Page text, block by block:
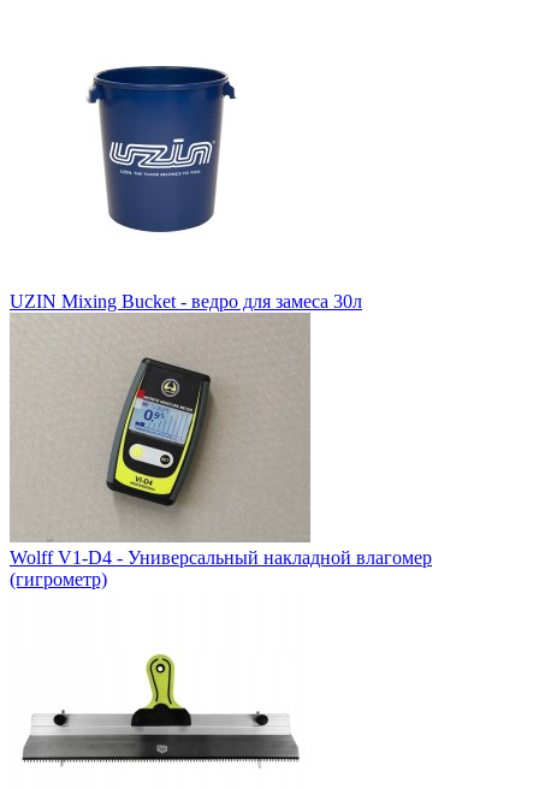
UZIN Mixing Bucket - ведро для замеса 30л
Wolff V1-D4 - Универсальный накладной влагомер
(гигрометр)